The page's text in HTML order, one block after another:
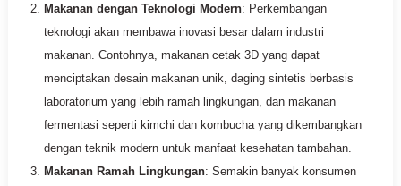
Makanan dengan Teknologi Modern: Perkembangan
teknologi akan membawa inovasi besar dalam industri
makanan. Contohnya, makanan cetak 3D yang dapat
menciptakan desain makanan unik, daging sintetis berbasis
laboratorium yang lebih ramah lingkungan, dan makanan
fermentasi seperti kimchi dan kombucha yang dikembangkan
dengan teknik modern untuk manfaat kesehatan tambahan.
Makanan Ramah Lingkungan: Semakin banyak konsumen